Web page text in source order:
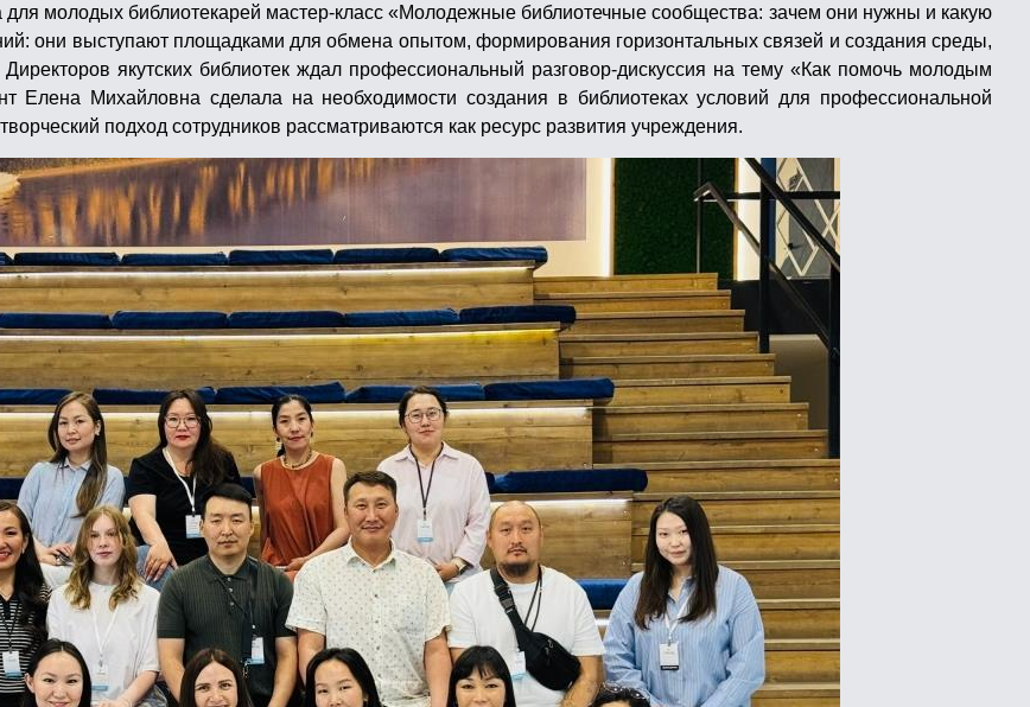
для молодых библиотекарей мастер-класс «Молодежные библиотечные сообщества: зачем они нужны и какую
они выступают площадками для обмена опытом, формирования горизонтальных связей и создания среды,
якутских библиотек ждал профессиональный разговор-дискуссия на тему «Как помочь молодым
Елена Михайловна сделала на необходимости создания в библиотеках условий для профессиональной
подход сотрудников рассматриваются как ресурс развития учреждения.